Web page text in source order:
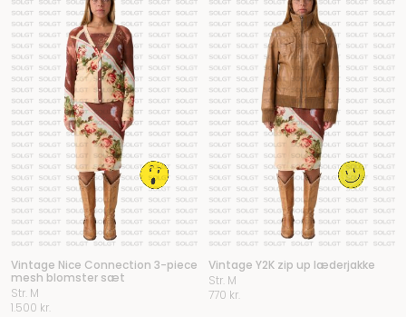
Vintage Nice Connection 3-piece
mesh blomster sæt
Str. M
1.500 kr.
Vintage Y2K zip up læderjakke
Str. M
770 kr.